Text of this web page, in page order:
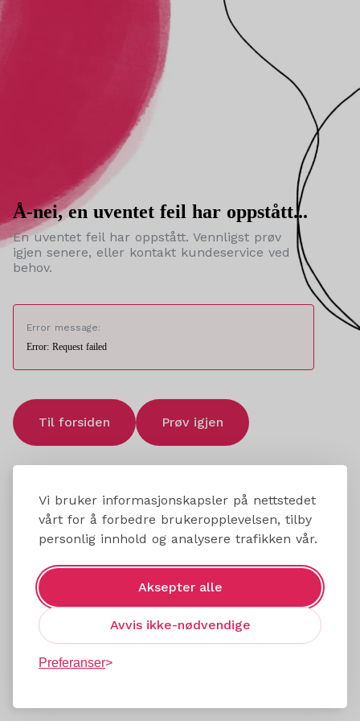
Vi bruker informasjonskapsler på nettstedet
vårt for å forbedre brukeropplevelsen, tilby
personlig innhold og analysere trafikken vår.
Aksepter alle
Avvis ikke-nødvendige
Preferanser
Å-nei, en uventet feil har oppstått...
En uventet feil har oppstått. Vennligst prøv
igjen senere, eller kontakt kundeservice ved
behov.
Error message:
Error: Request failed
Til forsiden Prøv igjen